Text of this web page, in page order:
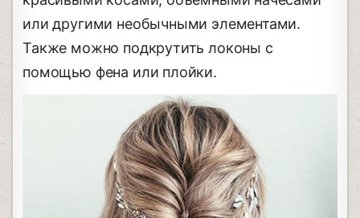
или другими необычными элементами.
Также можно подкрутить локоны с
помощью фена или плойки.